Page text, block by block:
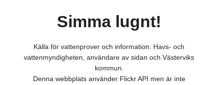
Simma lugnt!
Källa för vattenprover och information: Havs- och
vattenmyndigheten, användare av sidan och Västerviks
kommun.
Denna webbplats använder Flickr API men är inte